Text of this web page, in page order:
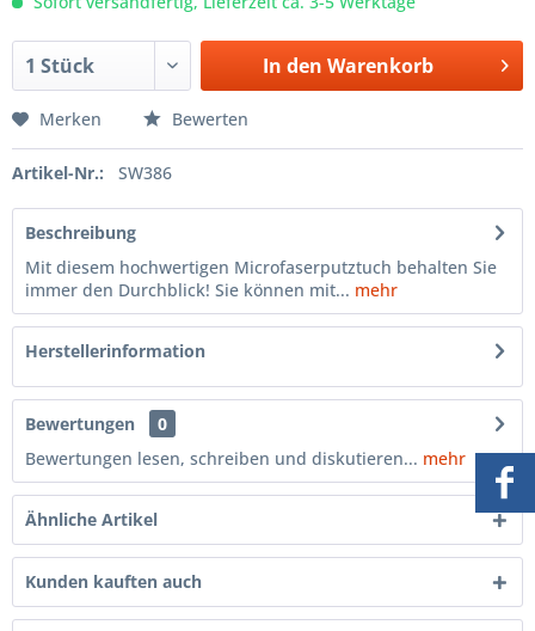
In den Warenkorb
Merken Bewerten
Artikel-Nr.: SW386
Beschreibung
Mit diesem hochwertigen Microfaserputztuch behalten Sie
immer den Durchblick! Sie können mit... mehr
Herstellerinformation
Bewertungen
0
Bewertungen lesen, schreiben und diskutieren... mehr
Ähnliche Artikel
Kunden kauften auch